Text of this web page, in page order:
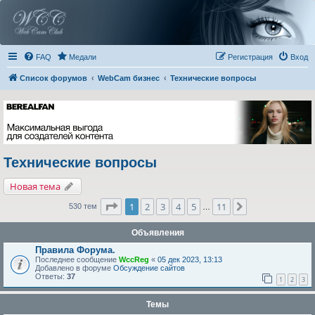
FAQ Медали Вход
Регистрация
Список форумов WebCam бизнес Технические вопросы
Технические вопросы
Новая тема
530 тем Страница1 из
1 2 3 4 5 11
Объявления
Правила Форума.
Последнее сообщение WccReg « 05 дек 2023, 13:13
Добавлено в форуме Обсуждение сайтов
Ответы: 37 1 2 3
Темы